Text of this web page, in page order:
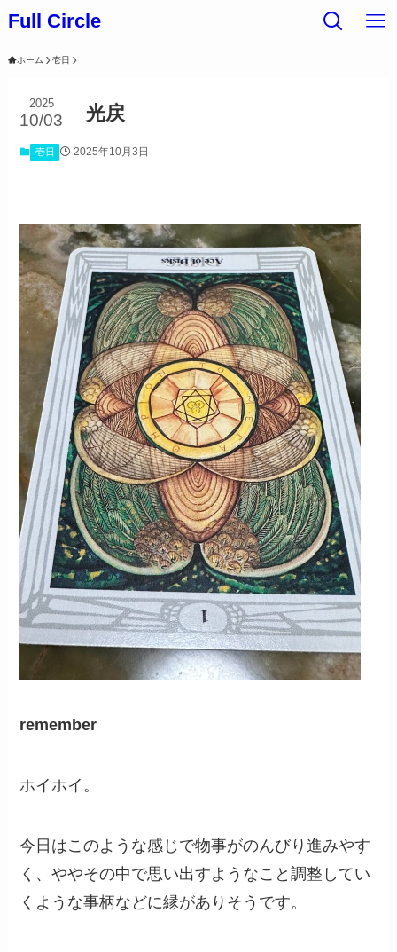
Full Circle
ホーム 壱日
光戻
2025
10/03
壱日 2025年10月3日
remember
ホイホイ。
今日はこのような感じで物事がのんびり進みやす
く、ややその中で思い出すようなこと調整してい
くような事柄などに縁がありそうです。